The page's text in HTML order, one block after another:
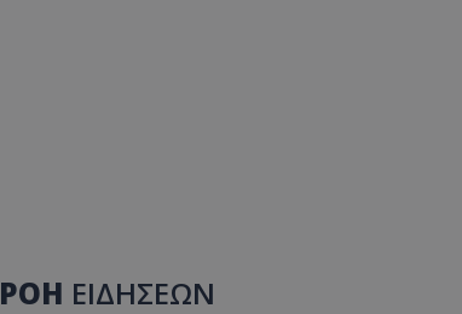
ΡΟΗ ΕΙΔΗΣΕΩΝ